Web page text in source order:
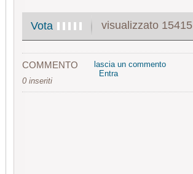
Vota visualizzato 15415
COMMENTO
0 inseriti
lascia un commento
Entra